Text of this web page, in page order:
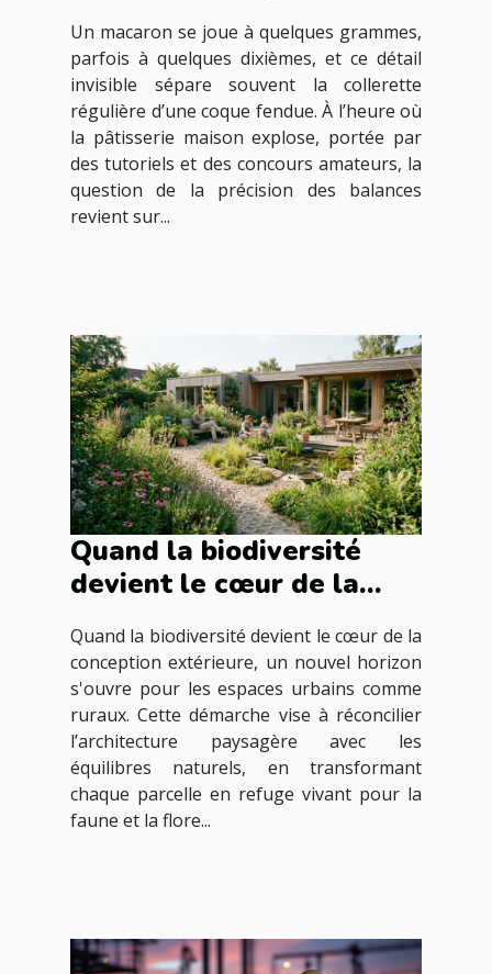
?
Un macaron se joue à quelques grammes,
parfois à quelques dixièmes, et ce détail
invisible sépare souvent la collerette
régulière d’une coque fendue. À l’heure où
la pâtisserie maison explose, portée par
des tutoriels et des concours amateurs, la
question de la précision des balances
revient sur...
Quand la biodiversité
devient le cœur de la
Quand la biodiversité devient le cœur de la
conception extérieure, un nouvel horizon
s'ouvre pour les espaces urbains comme
ruraux. Cette démarche vise à réconcilier
l’architecture paysagère avec les
équilibres naturels, en transformant
chaque parcelle en refuge vivant pour la
faune et la flore...